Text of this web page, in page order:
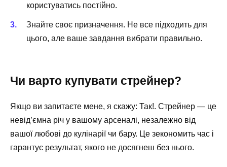
користуватись постійно.
Знайте своє призначення. Не все підходить для
цього, але ваше завдання вибрати правильно.
Чи варто купувати стрейнер?
Якщо ви запитаєте мене, я скажу: Так!. Стрейнер — це
невід’ємна річ у вашому арсеналі, незалежно від
вашої любові до кулінарії чи бару. Це зекономить час і
гарантує результат, якого не досягнеш без нього.